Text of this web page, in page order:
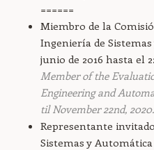
======
Miembro de la
Ingeniería de
junio de 2016 hasta el
Member of the
Engineering and
til November 22nd, 2020.
Representante
Sistemas y